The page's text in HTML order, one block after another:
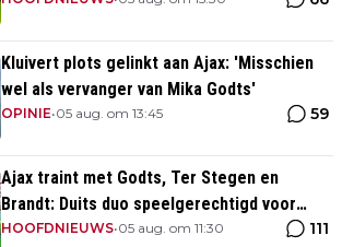
Kluivert plots gelinkt aan Ajax: 'Misschien
wel als vervanger van Mika Godts'
OPINIE•05 aug. om 13:45 59
Ajax traint met Godts, Ter Stegen en
Brandt: Duits duo speelgerechtigd voor
thuisduel met Shelbourne
HOOFDNIEUWS•05 aug. om 11:30 111